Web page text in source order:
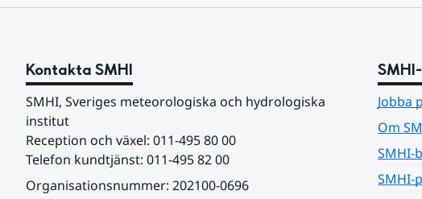
Kontakta SMHI
SMHI, Sveriges meteorologiska och hydrologiska
institut
Reception och växel: 011-495 80 00
Telefon kundtjänst: 011-495 82 00
Organisationsnummer: 202100-0696
Jobba
Om
SMHI-
SMHI-